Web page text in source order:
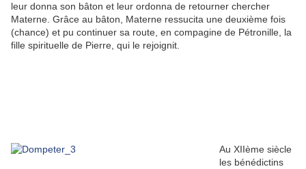
leur donna son bâton et leur ordonna de retourner chercher
Materne. Grâce au bâton, Materne ressucita une deuxième fois
(chance) et pu continuer sa route, en compagine de Pétronille, la
fille spirituelle de Pierre, qui le rejoignit.
Au XIIème siècle
les bénédictins